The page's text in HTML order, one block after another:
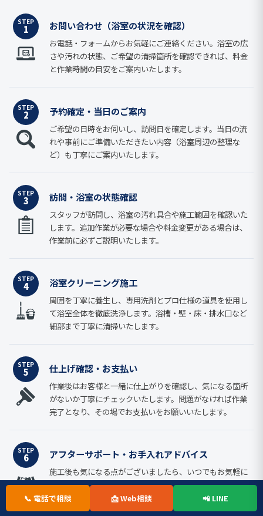
STEP
1 お問い合わせ（浴室の状況を確認）
お電話・フォームからお気軽にご連絡ください。浴室の広
さや汚れの状態、ご希望の清掃箇所を確認できれば、料金
と作業時間の目安をご案内いたします。
STEP
2 予約確定・当日のご案内
ご希望の日時をお伺いし、訪問日を確定します。当日の流
れや事前にご準備いただきたい内容（浴室周辺の整理な
ど）も丁寧にご案内いたします。
STEP
3 訪問・浴室の状態確認
スタッフが訪問し、浴室の汚れ具合や施工範囲を確認いた
します。追加作業が必要な場合や料金変更がある場合は、
作業前に必ずご説明いたします。
STEP
4 浴室クリーニング施工
周囲を丁寧に養生し、専用洗剤とプロ仕様の道具を使用し
て浴室全体を徹底洗浄します。浴槽・壁・床・排水口など
細部まで丁寧に清掃いたします。
STEP
5 仕上げ確認・お支払い
作業後はお客様と一緒に仕上がりを確認し、気になる箇所
がないか丁寧にチェックいたします。問題がなければ作業
完了となり、その場でお支払いをお願いいたします。
STEP
6 アフターサポート・お手入れアドバイス
施工後も気になる点がございましたら、いつでもお気軽に
ご相談ください。浴室を清潔に保つためのお手入れ方法
や、次回クリーニングの目安時期もご案内いたします。
📞 電話で相談 📩 Web相談 📲 LINE